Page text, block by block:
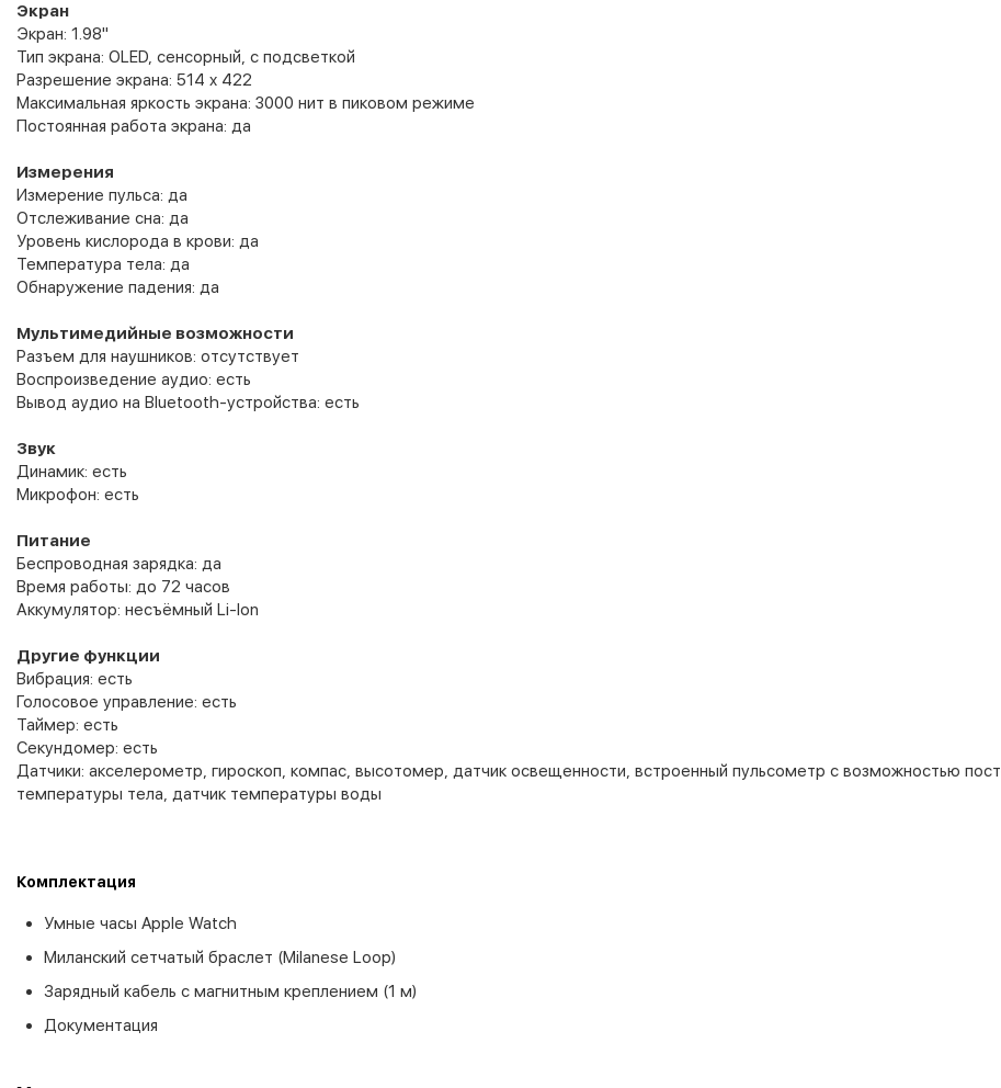
Экран
Экран: 1.98"
Тип экрана: OLED, сенсорный, с подсветкой
Разрешение экрана: 514 x 422
Максимальная яркость экрана: 3000 нит в пиковом режиме
Постоянная работа экрана: да
Измерения
Измерение пульса: да
Отслеживание сна: да
Уровень кислорода в крови: да
Температура тела: да
Обнаружение падения: да
Мультимедийные возможности
Разъем для наушников: отсутствует
Воспроизведение аудио: есть
Вывод аудио на Bluetooth-устройства: есть
Звук
Динамик: есть
Микрофон: есть
Питание
Беспроводная зарядка: да
Время работы: до 72 часов
Аккумулятор: несъёмный Li-Ion
Другие функции
Вибрация: есть
Голосовое управление: есть
Таймер: есть
Секундомер: есть
Датчики: акселерометр, гироскоп, компас, высотомер, датчик освещенности, встроенный пульсометр с возможностью
температуры тела, датчик температуры воды
Комплектация
Умные часы Apple Watch
Миланский сетчатый браслет (Milanese Loop)
Зарядный кабель с магнитным креплением (1 м)
Документация